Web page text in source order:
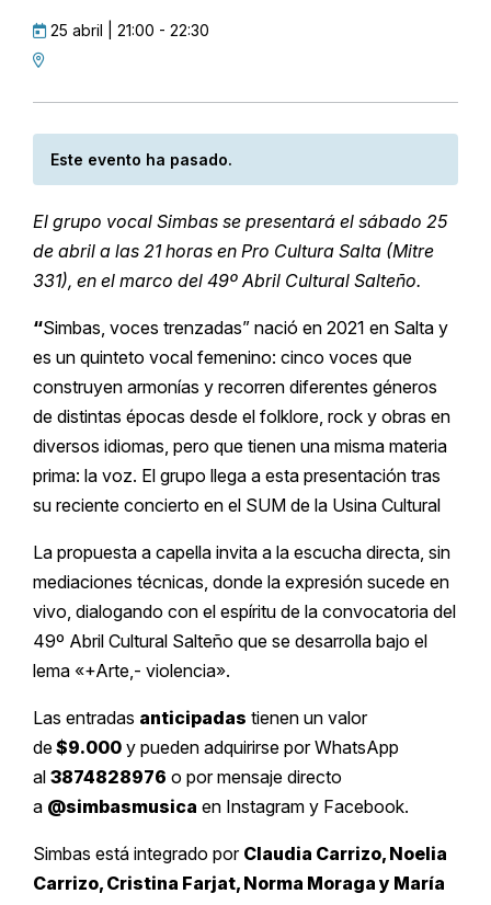
25 abril | 21:00 - 22:30
Este evento ha pasado.
El grupo vocal Simbas se presentará el sábado 25
de abril a las 21 horas en Pro Cultura Salta (Mitre
331), en el marco del 49º Abril Cultural Salteño.
“Simbas, voces trenzadas” nació en 2021 en Salta y
es un quinteto vocal femenino: cinco voces que
construyen armonías y recorren diferentes géneros
de distintas épocas desde el folklore, rock y obras en
diversos idiomas, pero que tienen una misma materia
prima: la voz. El grupo llega a esta presentación tras
su reciente concierto en el SUM de la Usina Cultural
La propuesta a capella invita a la escucha directa, sin
mediaciones técnicas, donde la expresión sucede en
vivo, dialogando con el espíritu de la convocatoria del
49º Abril Cultural Salteño que se desarrolla bajo el
lema «+Arte,- violencia».
Las entradas anticipadas tienen un valor
de$9.000 y pueden adquirirse por WhatsApp
al 3874828976 o por mensaje directo
a @simbasmusica en Instagram y Facebook.
Simbas está integrado por Claudia Carrizo, Noelia
Carrizo, Cristina Farjat, Norma Moraga y María